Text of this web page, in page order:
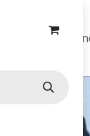
le froid :